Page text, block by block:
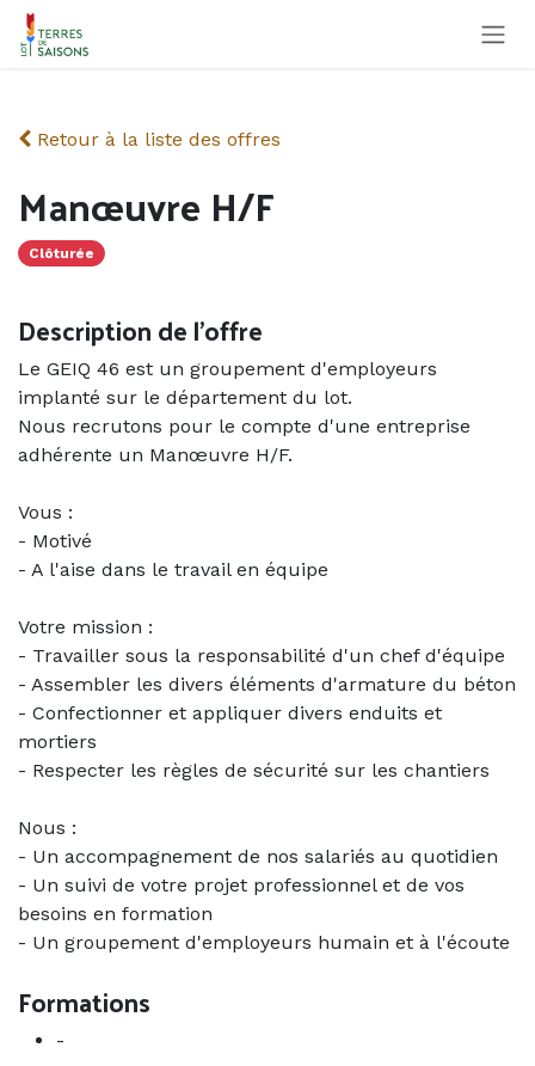
Se rendre au contenu
Retour à la liste des offres
Manœuvre H/F
Clôturée
Description de l'offre
Le GEIQ 46 est un groupement d'employeurs
implanté sur le département du lot.
Nous recrutons pour le compte d'une entreprise
adhérente un Manœuvre H/F.
Vous :
- Motivé
- A l'aise dans le travail en équipe
Votre mission :
- Travailler sous la responsabilité d'un chef d'équipe
- Assembler les divers éléments d'armature du béton
- Confectionner et appliquer divers enduits et
mortiers
- Respecter les règles de sécurité sur les chantiers
Nous :
- Un accompagnement de nos salariés au quotidien
- Un suivi de votre projet professionnel et de vos
besoins en formation
- Un groupement d'employeurs humain et à l'écoute
Formations
-